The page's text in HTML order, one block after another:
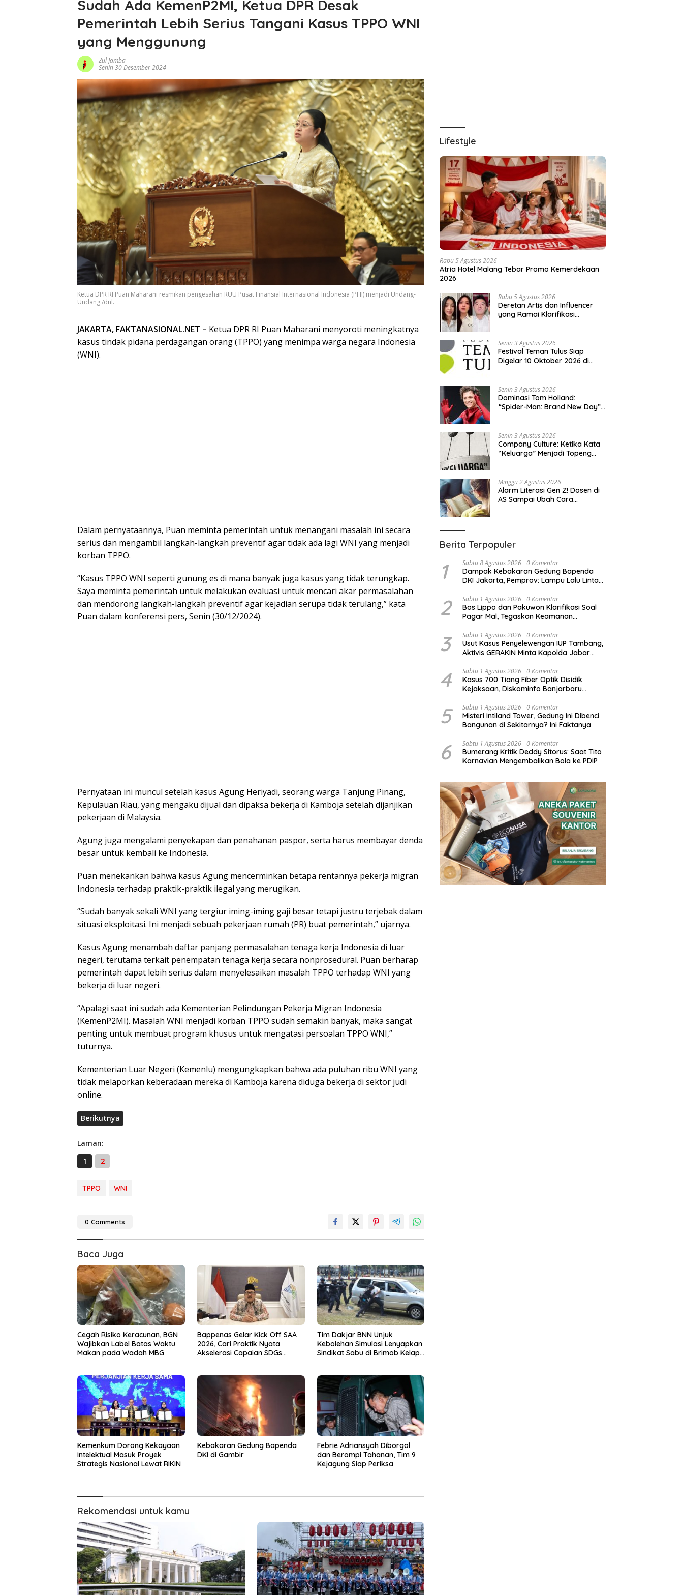
Sudah Ada KemenP2MI, Ketua DPR Desak
Pemerintah Lebih Serius Tangani Kasus TPPO WNI
yang Menggunung
Zul Jamba
Senin 30 Desember 2024
Ketua DPR RI Puan Maharani resmikan pengesahan RUU Pusat Finansial Internasional Indonesia (PFII) menjadi Undang-
Undang./dnl.
JAKARTA, FAKTANASIONAL.NET – Ketua DPR RI Puan Maharani menyoroti meningkatnya
kasus tindak pidana perdagangan orang (TPPO) yang menimpa warga negara Indonesia
(WNI).
Dalam pernyataannya, Puan meminta pemerintah untuk menangani masalah ini secara
serius dan mengambil langkah-langkah preventif agar tidak ada lagi WNI yang menjadi
korban TPPO.
“Kasus TPPO WNI seperti gunung es di mana banyak juga kasus yang tidak terungkap.
Saya meminta pemerintah untuk melakukan evaluasi untuk mencari akar permasalahan
dan mendorong langkah-langkah preventif agar kejadian serupa tidak terulang,” kata
Puan dalam konferensi pers, Senin (30/12/2024).
Pernyataan ini muncul setelah kasus Agung Heriyadi, seorang warga Tanjung Pinang,
Kepulauan Riau, yang mengaku dijual dan dipaksa bekerja di Kamboja setelah dijanjikan
pekerjaan di Malaysia.
Agung juga mengalami penyekapan dan penahanan paspor, serta harus membayar denda
besar untuk kembali ke Indonesia.
Puan menekankan bahwa kasus Agung mencerminkan betapa rentannya pekerja migran
Indonesia terhadap praktik-praktik ilegal yang merugikan.
“Sudah banyak sekali WNI yang tergiur iming-iming gaji besar tetapi justru terjebak dalam
situasi eksploitasi. Ini menjadi sebuah pekerjaan rumah (PR) buat pemerintah,” ujarnya.
Kasus Agung menambah daftar panjang permasalahan tenaga kerja Indonesia di luar
negeri, terutama terkait penempatan tenaga kerja secara nonprosedural. Puan berharap
pemerintah dapat lebih serius dalam menyelesaikan masalah TPPO terhadap WNI yang
bekerja di luar negeri.
“Apalagi saat ini sudah ada Kementerian Pelindungan Pekerja Migran Indonesia
(KemenP2MI). Masalah WNI menjadi korban TPPO sudah semakin banyak, maka sangat
penting untuk membuat program khusus untuk mengatasi persoalan TPPO WNI,”
tuturnya.
Kementerian Luar Negeri (Kemenlu) mengungkapkan bahwa ada puluhan ribu WNI yang
tidak melaporkan keberadaan mereka di Kamboja karena diduga bekerja di sektor judi
online.
Berikutnya
Laman:
1
2
TPPO WNI
0 Comments
Baca Juga
Cegah Risiko Keracunan, BGN
Wajibkan Label Batas Waktu
Makan pada Wadah MBG
Bappenas Gelar Kick Off SAA
2026, Cari Praktik Nyata
Akselerasi Capaian SDGs
Tim Dakjar BNN Unjuk
Kebolehan Simulasi Lenyapkan
Sindikat Sabu di Brimob Kelapa
Kemenkum Dorong Kekayaan
Intelektual Masuk Proyek
Strategis Nasional Lewat RIKIN
Kebakaran Gedung Bapenda
DKI di Gambir
Febrie Adriansyah Diborgol
dan Berompi Tahanan, Tim 9
Kejagung Siap Periksa
Rekomendasi untuk kamu
Lifestyle
Rabu 5 Agustus 2026
Atria Hotel Malang Tebar Promo Kemerdekaan
2026
Rabu 5 Agustus 2026
Deretan Artis dan Influencer
yang Ramai Klarifikasi
Senin 3 Agustus 2026
Festival Teman Tulus Siap
Digelar 10 Oktober 2026 di
Senin 3 Agustus 2026
Dominasi Tom Holland:
“Spider-Man: Brand New Day”
Terbesar dalam Sejarah
Senin 3 Agustus 2026
Company Culture: Ketika Kata
“Keluarga” Menjadi Topeng
Minggu 2 Agustus 2026
Alarm Literasi Gen Z! Dosen di
AS Sampai Ubah Cara
Berita Terpopuler
1 Sabtu 8 Agustus 2026 0 Komentar
Dampak Kebakaran Gedung Bapenda
DKI Jakarta, Pemprov: Lampu Lalu Lintas
2 Sabtu 1 Agustus 2026 0 Komentar
Bos Lippo dan Pakuwon Klarifikasi Soal
Pagar Mal, Tegaskan Keamanan
3 Sabtu 1 Agustus 2026 0 Komentar
Usut Kasus Penyelewengan IUP Tambang,
Aktivis GERAKIN Minta Kapolda Jabar
4 Sabtu 1 Agustus 2026 0 Komentar
Kasus 700 Tiang Fiber Optik Disidik
Kejaksaan, Diskominfo Banjarbaru
5 Sabtu 1 Agustus 2026 0 Komentar
Misteri Intiland Tower, Gedung Ini Dibenci
Bangunan di Sekitarnya? Ini Faktanya
6 Sabtu 1 Agustus 2026 0 Komentar
Bumerang Kritik Deddy Sitorus: Saat Tito
Karnavian Mengembalikan Bola ke PDIP